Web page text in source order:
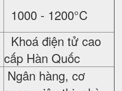
1000 - 1200°C
Khoá điện tử cao
cấp Hàn Quốc
Ngân hàng, cơ